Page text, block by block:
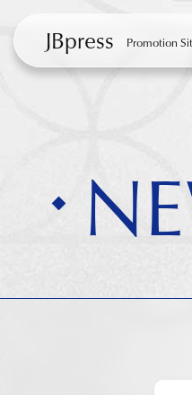
JBpress Promotion